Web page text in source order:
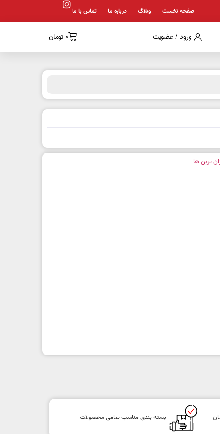
صفحه نخست وبلاگ درباره ما تماس با ما
ورود / عضویت 0 تومان
ترین ها
بسته بندی مناسب تمامی محصولات